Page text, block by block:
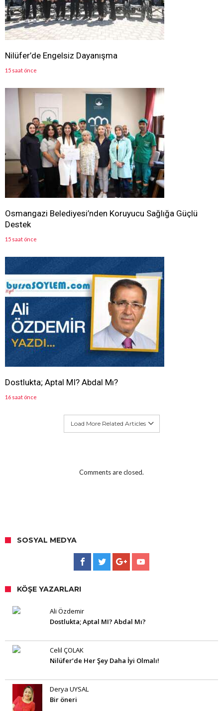
Nilüfer’de Engelsiz Dayanışma
15 saat önce
Osmangazi Belediyesi’nden Koruyucu Sağlığa Güçlü
Destek
15 saat önce
Dostlukta; Aptal MI? Abdal Mı?
16 saat önce
Load More Related Articles
Comments are closed.
SOSYAL MEDYA
KÖŞE YAZARLARI
Ali Özdemir
Dostlukta; Aptal MI? Abdal Mı?
Celil ÇOLAK
Nilüfer’de Her Şey Daha İyi Olmalı!
Derya UYSAL
Bir öneri